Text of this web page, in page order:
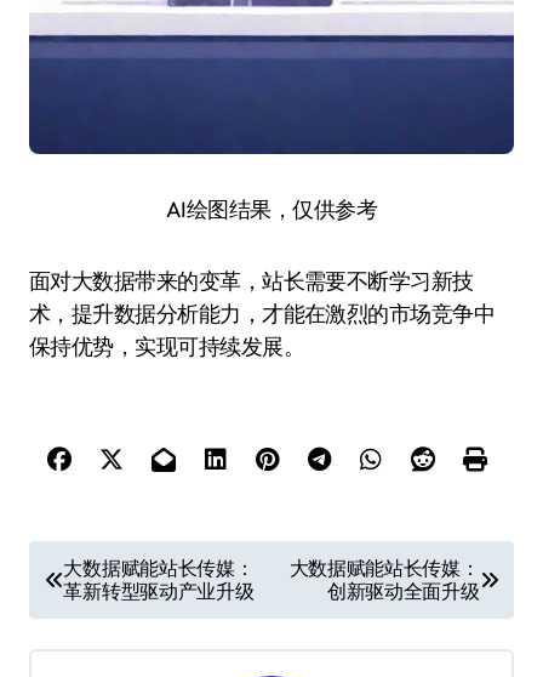
AI绘图结果，仅供参考
面对大数据带来的变革，站长需要不断学习新技
术，提升数据分析能力，才能在激烈的市场竞争中
保持优势，实现可持续发展。
章
导
大数据赋能站长传媒：
革新转型驱动产业升级
大数据赋能站长传媒：
创新驱动全面升级